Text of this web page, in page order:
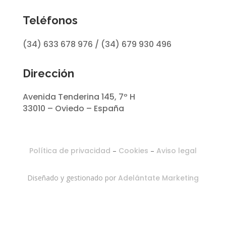
Teléfonos
(34) 633 678 976 / (34) 679 930 496
Dirección
Avenida Tenderina 145, 7º H
33010 – Oviedo – España
Política de privacidad – Cookies – Aviso legal
Diseñado y gestionado por Adelántate Marketing